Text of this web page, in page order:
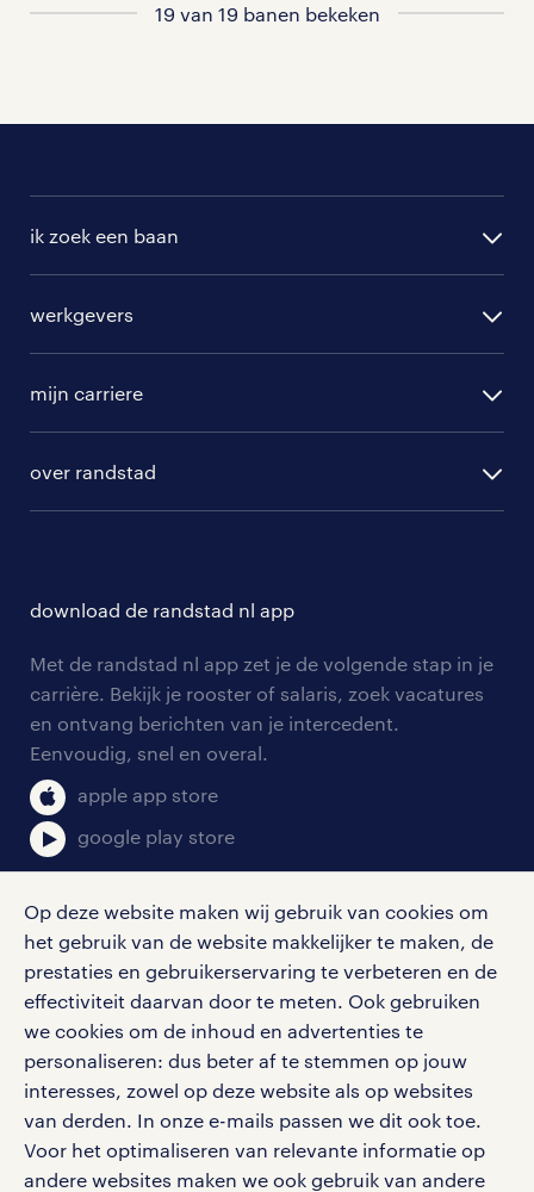
Op deze website maken wij gebruik van cookies om
het gebruik van de website makkelijker te maken, de
prestaties en gebruikerservaring te verbeteren en de
effectiviteit daarvan door te meten. Ook gebruiken
we cookies om de inhoud en advertenties te
personaliseren: dus beter af te stemmen op jouw
interesses, zowel op deze website als op websites
van derden. In onze e-mails passen we dit ook toe.
Voor het optimaliseren van relevante informatie op
andere websites maken we ook gebruik van andere
19 van 19 banen bekeken
ik zoek een baan
randstad professional
randstad digital
werkgevers
hr-diensten
branches
tarieven
personeel gezocht
aanmelden nieuwsbrief
mijn carriere
solliciteren
blogs en artikelen
salarischecker
bruto-netto calculator
over randstad
onze vestigingen
pers
klachten en misstanden
download de randstad nl app
Met de randstad nl app zet je de volgende stap in je
carrière. Bekijk je rooster of salaris, zoek vacatures
en ontvang berichten van je intercedent.
Eenvoudig, snel en overal.
apple app store
google play store
social media
Volg ons voor de leukste content omtrent
vacatures, solliciteren en inspiratie.
werken bij randstad